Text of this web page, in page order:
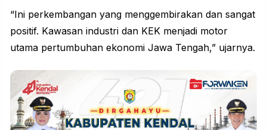
“Ini perkembangan yang menggembirakan dan sangat
positif. Kawasan industri dan KEK menjadi motor
utama pertumbuhan ekonomi Jawa Tengah,” ujarnya.